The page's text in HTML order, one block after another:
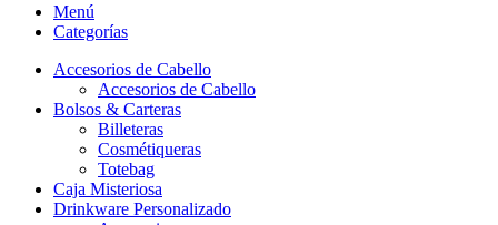
Menú
Categorías
Accesorios de Cabello
Accesorios de Cabello
Bolsos & Carteras
Billeteras
Cosmétiqueras
Totebag
Caja Misteriosa
Drinkware Personalizado